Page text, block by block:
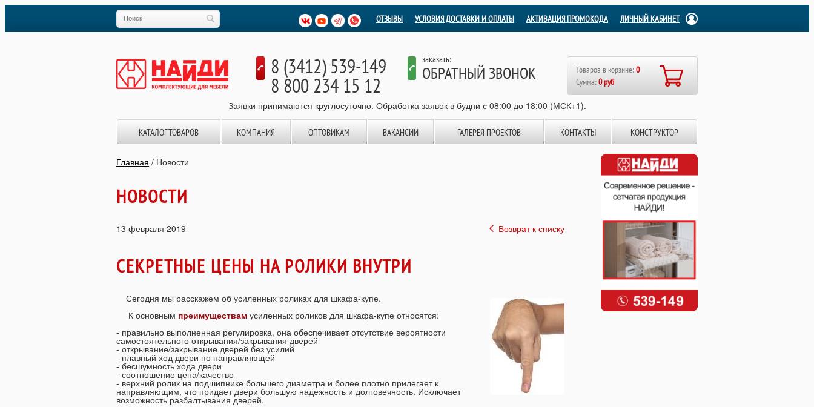
ЛИЧНЫЙ КАБИНЕТ
АКТИВАЦИЯ ПРОМОКОДА
УСЛОВИЯ ДОСТАВКИ И ОПЛАТЫ
ОТЗЫВЫ
8 (3412) 539-149
8 800 234 15 12
заказать:
ОБРАТНЫЙ ЗВОНОК Товаров в корзине:0
Сумма:0 руб
Заявки принимаются круглосуточно. Обработка заявок в будни с 08:00 до 18:00 (МСК+1).
КАТАЛОГ ТОВАРОВ КОМПАНИЯ ОПТОВИКАМ ВАКАНСИИ ГАЛЕРЕЯ ПРОЕКТОВ КОНТАКТЫ КОНСТРУКТОР
Главная / Новости
НОВОСТИ
Возврат к списку
13 февраля 2019
СЕКРЕТНЫЕ ЦЕНЫ НА РОЛИКИ ВНУТРИ
Сегодня мы расскажем об усиленных роликах для шкафа-купе.
К основным преимуществам усиленных роликов для шкафа-купе относятся:
- правильно выполненная регулировка, она обеспечивает отсутствие вероятности
самостоятельного открывания/закрывания дверей
- открывание/закрывание дверей без усилий
- плавный ход двери по направляющей
- бесшумность хода двери
- соотношение цена/качество
- верхний ролик на подшипнике большего диаметра и более плотно прилегает к
направляющим, что придает двери большую надежность и долговечность. Исключает
возможность разбалтывания дверей.